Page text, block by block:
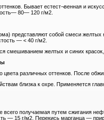
Бывает естест¬венная и
80— 120 г/м2.
представляют собой смеси
— < 40 г/м2.
смешиванием желтых и синих
различных оттенков. После
близка к охре. Применяется
получаемая путем сжигания
— 15 г/м2. Перекись марганца —